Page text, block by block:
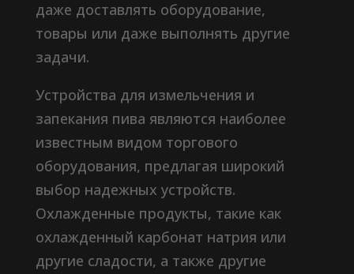
даже доставлять оборудование,
товары или даже выполнять другие
задачи.
Устройства для измельчения и
запекания пива являются наиболее
известным видом торгового
оборудования, предлагая широкий
выбор надежных устройств.
Охлажденные продукты, такие как
охлажденный карбонат натрия или
другие сладости, а также другие